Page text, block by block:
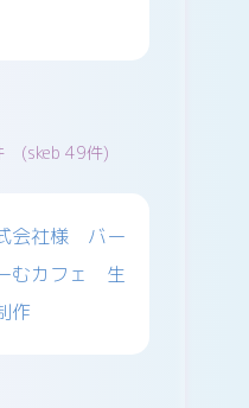
(skeb 49件)
会社様 バー
むカフェ 生
作